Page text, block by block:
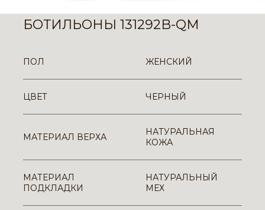
БОТИЛЬОНЫ 131292B-QM
ПОЛ ЖЕНСКИЙ
ЦВЕТ ЧЕРНЫЙ
МАТЕРИАЛ ВЕРХА
НАТУРАЛЬНАЯ
КОЖА
МАТЕРИАЛ
ПОДКЛАДКИ
НАТУРАЛЬНЫЙ
МЕХ